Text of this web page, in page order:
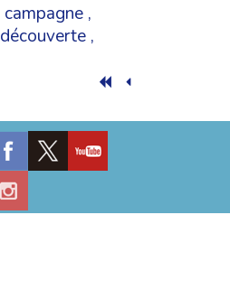
campagne ,
découverte ,